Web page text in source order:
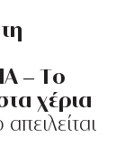
– Tο
χέρια